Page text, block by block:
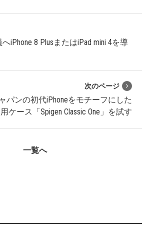
iPhone 8 PlusまたはiPad mini 4を導
次のページ
パンの初代iPhoneをモチーフにした
ケース「Spigen Classic One」を試す
一覧へ